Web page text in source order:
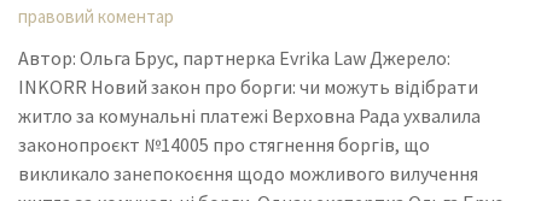
правовий коментар
Автор: Ольга Брус, партнерка Evrika Law Джерело:
INKORR Новий закон про борги: чи можуть відібрати
житло за комунальні платежі Верховна Рада ухвалила
законопроєкт №14005 про стягнення боргів, що
викликало занепокоєння щодо можливого вилучення